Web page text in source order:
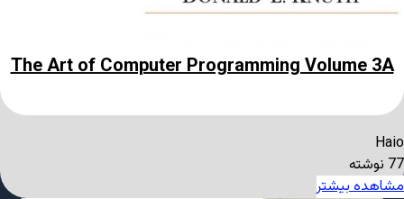
The Art of Computer Programming Volume 3A
Haio
77 نوشته
مشاهده بیشتر